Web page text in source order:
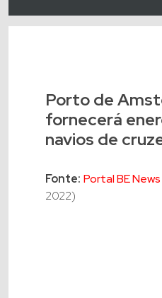
Porto de
fornecerá
navios de
Fonte: Portal BE News
2022)